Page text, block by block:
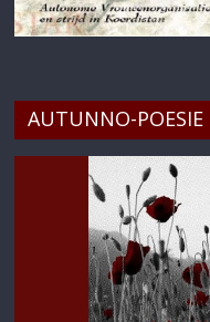
AUTUNNO-POESIE